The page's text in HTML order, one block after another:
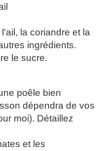
la coriandre et la
ingrédients.
le sucre.
poêle bien
dépendra de vos
moi). Détaillez
et les